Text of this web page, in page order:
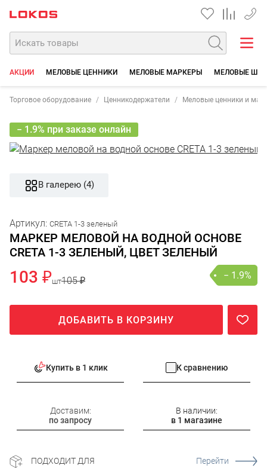
+7
АКЦИИ МЕЛОВЫЕ ЦЕННИКИ МЕЛОВЫЕ МАРКЕРЫ МЕЛОВЫЕ
Торговое оборудование Ценникодержатели Меловые ценники и
− 1.9% при заказе онлайн
В галерею (4)
Артикул: CRETA 1-3 зеленый
МАРКЕР МЕЛОВОЙ НА ВОДНОЙ ОСНОВЕ
CRETA 1-3 ЗЕЛЕНЫЙ, ЦВЕТ ЗЕЛЕНЫЙ
103 ₽шт105 ₽ − 1.9%
ДОБАВИТЬ В КОРЗИНУ
Купить в 1 клик К сравнению
Доставим:
по запросу
В наличии:
в 1 магазине
ПОДХОДИТ ДЛЯ Перейти